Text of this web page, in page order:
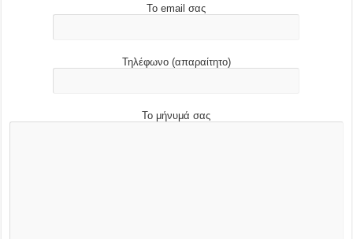
Το email σας
Τηλέφωνο (απαραίτητο)
Το μήνυμά σας